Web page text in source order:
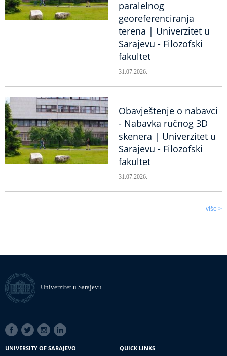
paralelnog
georeferenciranja
terena | Univerzitet u
Sarajevu - Filozofski
fakultet
31.07.2026.
Obavještenje o nabavci
- Nabavka ručnog 3D
skenera | Univerzitet u
Sarajevu - Filozofski
fakultet
31.07.2026.
više >
Univerzitet u Sarajevu
SOCIAL
LINKS
UNIVERSITY OF SARAJEVO
QUICK LINKS